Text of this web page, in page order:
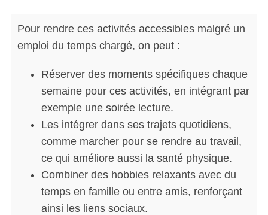
Pour rendre ces activités accessibles malgré un
emploi du temps chargé, on peut :
Réserver des moments spécifiques chaque
semaine pour ces activités, en intégrant par
exemple une soirée lecture.
Les intégrer dans ses trajets quotidiens,
comme marcher pour se rendre au travail,
ce qui améliore aussi la santé physique.
Combiner des hobbies relaxants avec du
temps en famille ou entre amis, renforçant
ainsi les liens sociaux.